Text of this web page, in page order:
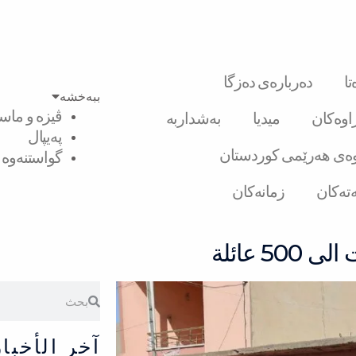
دەربارەی دەزگا
میدیا
بەشداربە
هەرێمی کوردستان
زمانەکان
ببەخشە
ڤیزە و
پەیپال
گواستنەوە
آخر